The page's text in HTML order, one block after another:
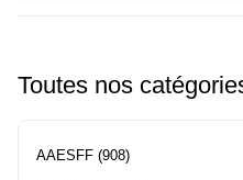
Toutes nos
AAESFF (908)